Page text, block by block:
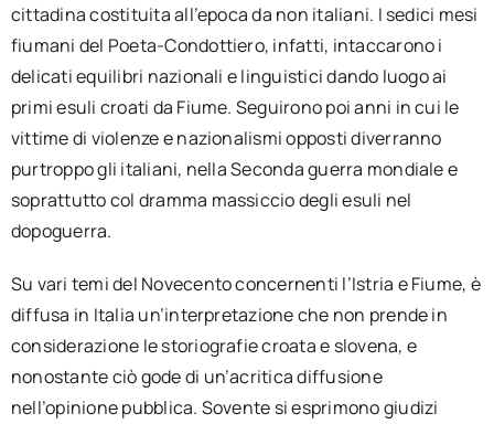
cittadina costituita all’epoca da non italiani. I sedici mesi
fiumani del Poeta-Condottiero, infatti, intaccarono i
delicati equilibri nazionali e linguistici dando luogo ai
primi esuli croati da Fiume. Seguirono poi anni in cui le
vittime di violenze e nazionalismi opposti diverranno
purtroppo gli italiani, nella Seconda guerra mondiale e
soprattutto col dramma massiccio degli esuli nel
dopoguerra.
Su vari temi del Novecento concernenti l’Istria e Fiume, è
diffusa in Italia un’interpretazione che non prende in
considerazione le storiografie croata e slovena, e
nonostante ciò gode di un’acritica diffusione
nell’opinione pubblica. Sovente si esprimono giudizi